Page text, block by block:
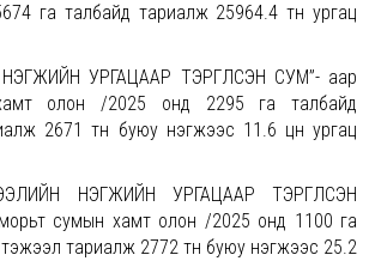
га талбайд тариалж 25964.4 тн ургац
УРГАЦААР ТЭРГҮҮЛСЭН СУМ”- аар
олон /2025 онд 2295 га талбайд
2671 тн буюу нэгжээс 11.6 цн ургац
НЭГЖИЙН УРГАЦААР ТЭРГҮҮЛСЭН
сумын хамт олон /2025 онд 1100 га
тариалж 2772 тн буюу нэгжээс 25.2